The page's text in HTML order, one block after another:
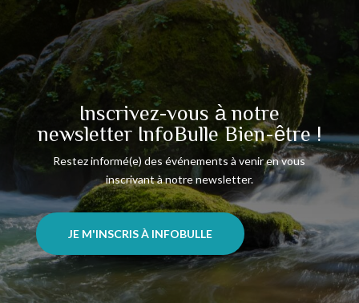
Inscrivez-vous à notre
newsletter InfoBulle Bien-être !
Restez informé(e) des événements à venir en vous
inscrivant à notre newsletter.
JE M'INSCRIS À INFOBULLE